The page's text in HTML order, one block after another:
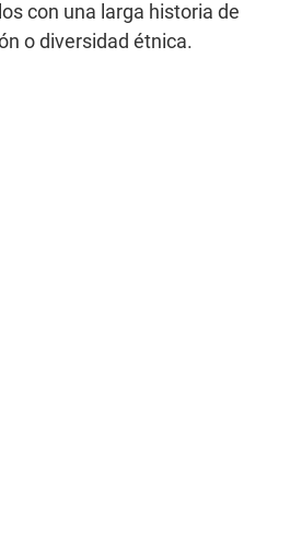
con una larga historia de
o diversidad étnica.